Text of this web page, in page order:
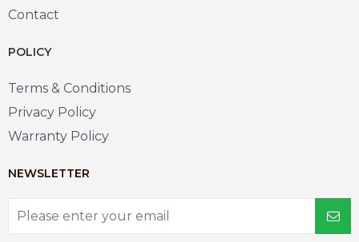
Contact
POLICY
Terms & Conditions
Privacy Policy
Warranty Policy
NEWSLETTER